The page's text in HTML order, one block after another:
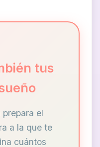
tus
prepara el
a la que te
cuántos